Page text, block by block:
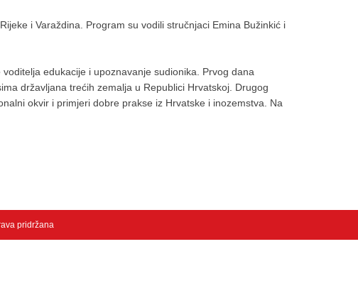
i Varaždina. Program su vodili stručnjaci Emina Bužinkić i
edukacije i upoznavanje sudionika. Prvog dana
državljana trećih zemalja u Republici Hrvatskoj. Drugog
okvir i primjeri dobre prakse iz Hrvatske i inozemstva. Na
pridržana